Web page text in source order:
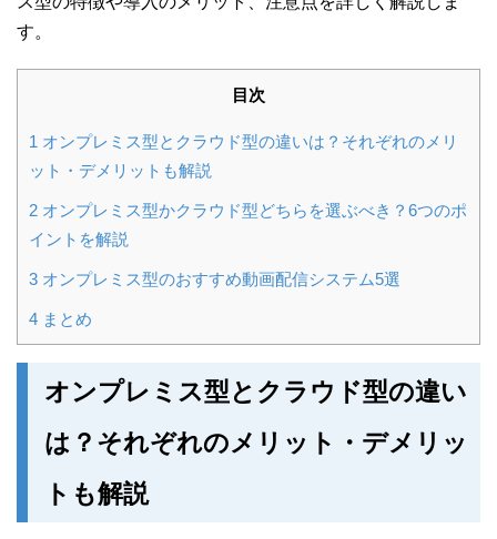
す。
目次
1 オンプレミス型とクラウド型の違いは？それぞれのメリ
ット・デメリットも解説
2 オンプレミス型かクラウド型どちらを選ぶべき？6つのポ
イントを解説
3 オンプレミス型のおすすめ動画配信システム5選
4 まとめ
オンプレミス型とクラウド型の違い
は？それぞれのメリット・デメリッ
トも解説